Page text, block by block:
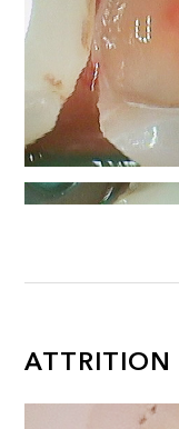
ATTRITION